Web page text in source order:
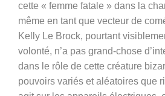
cette « femme fatale » dans la
même en tant que vecteur de
Kelly Le Brock, pourtant
volonté, n’a pas grand-chose
dans le rôle de cette créature
pouvoirs variés et aléatoires que